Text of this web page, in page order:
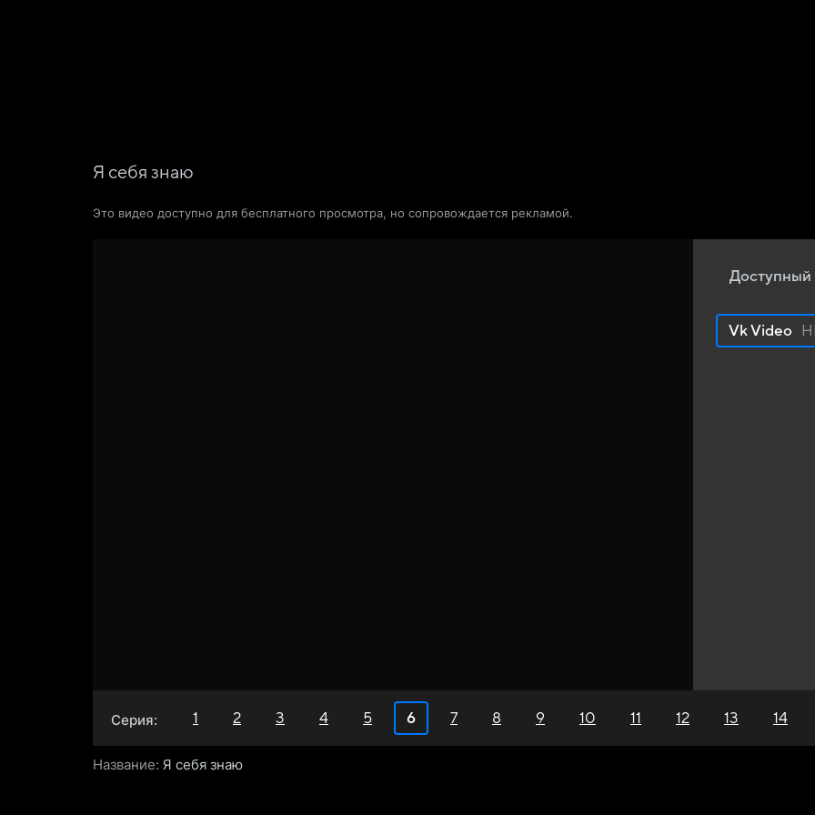
Я себя знаю
Это видео доступно для бесплатного просмотра, но сопровождается рекламой.
Доступный
Vk Video
Серия: 1 2 3 4 5 6 7 8 9 10 11 12 13 14
Название: Я себя знаю